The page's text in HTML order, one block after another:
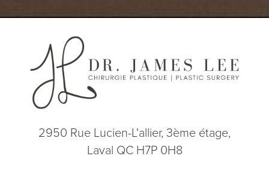
2950 Rue Lucien-L'allier, 3ème étage,
Laval QC H7P 0H8